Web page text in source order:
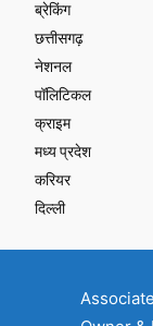
ब्रेकिंग
छत्तीसगढ़
नेशनल
पॉलिटिकल
क्राइम
मध्य प्रदेश
करियर
दिल्ली